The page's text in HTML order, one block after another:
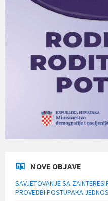
NOVE OBJAVE
SAVJETOVANJE SA
PROVEDBI POSTUPAKA